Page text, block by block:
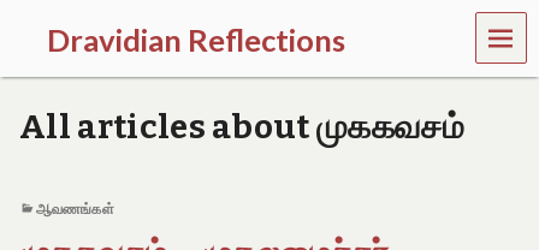
Dravidian Reflections
P
a
s
P
r
MEN
U
All articles about முககவசம்
ஆவணங்கள்